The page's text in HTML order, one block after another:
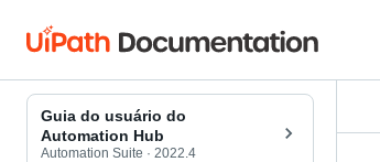
Guia do usuário do
Automation Hub
Automation Suite · 2022.4